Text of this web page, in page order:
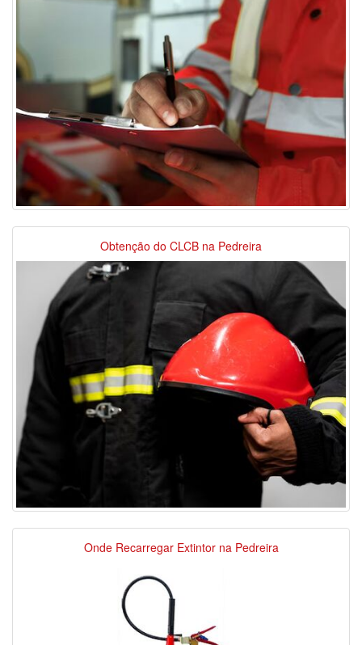
Obtenção do CLCB na Pedreira
Onde Recarregar Extintor na Pedreira